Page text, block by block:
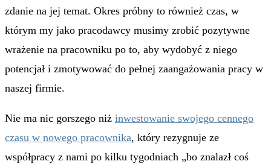
zdanie na jej temat. Okres próbny to również czas, w
którym my jako pracodawcy musimy zrobić pozytywne
wrażenie na pracowniku po to, aby wydobyć z niego
potencjał i zmotywować do pełnej zaangażowania pracy w
naszej firmie.
Nie ma nic gorszego niż inwestowanie swojego cennego
czasu w nowego pracownika, który rezygnuje ze
współpracy z nami po kilku tygodniach „bo znalazł coś